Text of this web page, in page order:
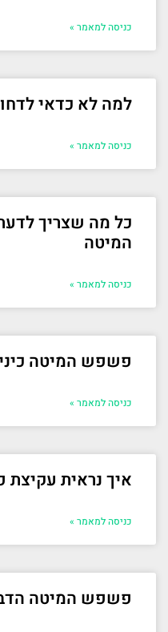
כניסה למאמר »
למה לא כדאי
כניסה למאמר »
כל מה שצריך
המיטה
כניסה למאמר »
פשפש המיטה כיני
כניסה למאמר »
איך נראית
כניסה למאמר »
פשפש המיטה